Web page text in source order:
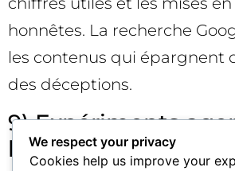
honnêtes. La recherche
les contenus qui épargnent
des déceptions.
9) Expériments
llms.txt si pertinent
We respect your privacy
Cookies help us improve your